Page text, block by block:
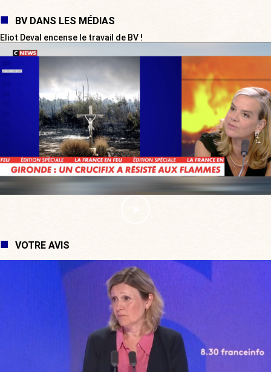
BV DANS LES MÉDIAS
Eliot Deval encense le travail de BV !
VOTRE AVIS